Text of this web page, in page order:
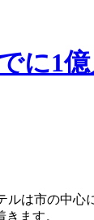
に1
は市の中
ます。